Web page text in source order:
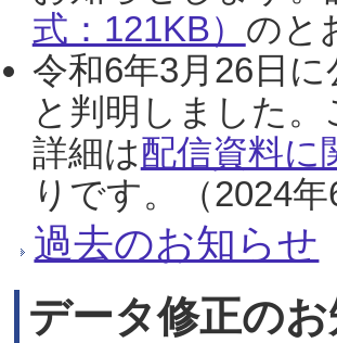
式：121KB） のと
令和6年3月26日
と判明しました
詳細は配信資料に
りです。（2024年
過去のお知らせ
データ修正の